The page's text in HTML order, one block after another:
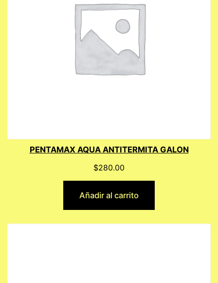
PENTAMAX AQUA ANTITERMITA GALON
$280.00
Añadir al carrito